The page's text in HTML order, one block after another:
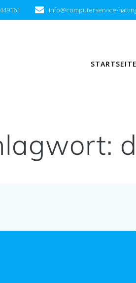
info@computerservice-
STARTSEITE